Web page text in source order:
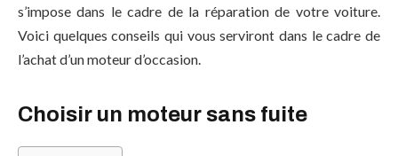
s’impose dans le cadre de la réparation de votre voiture.
Voici quelques conseils qui vous serviront dans le cadre de
l’achat d’un moteur d’occasion.
Choisir un moteur sans fuite